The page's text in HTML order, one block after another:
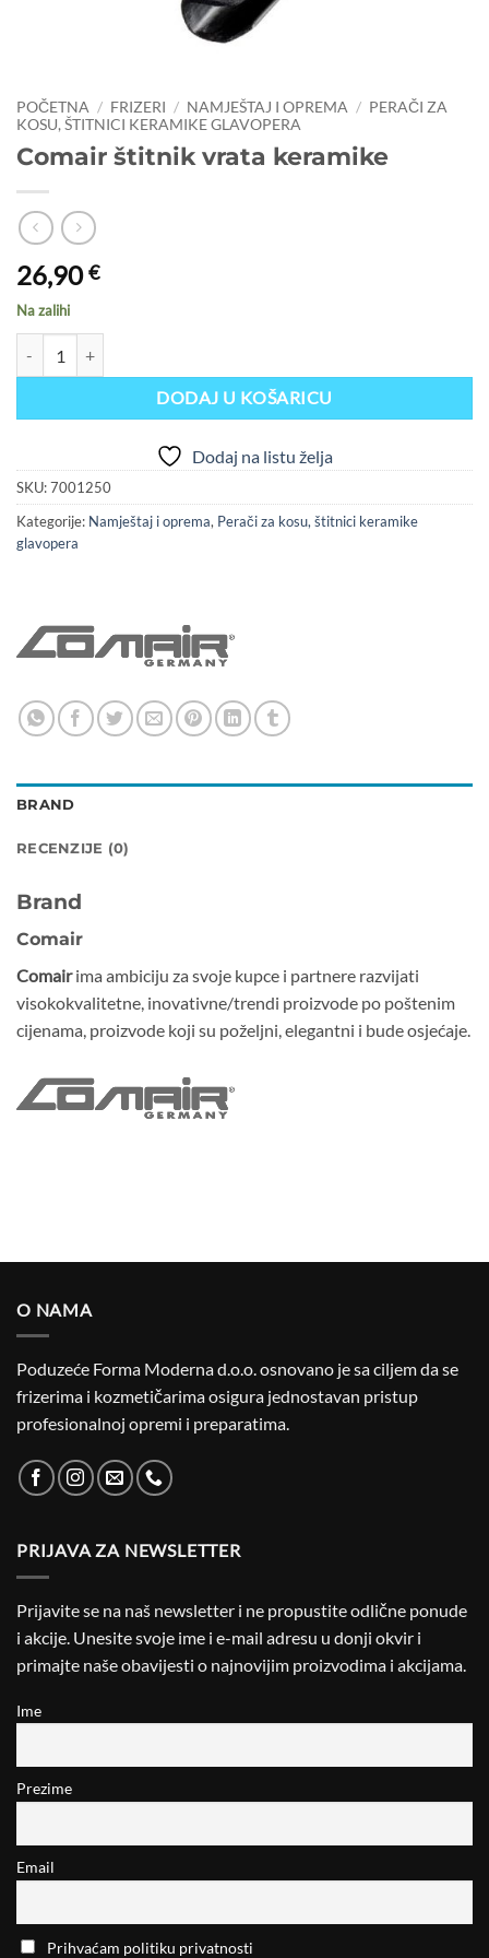
POČETNA / FRIZERI / NAMJEŠTAJ I OPREMA / PERAČI ZA
KOSU, ŠTITNICI KERAMIKE GLAVOPERA
Comair štitnik vrata keramike
26,90€
Na zalihi
DODAJ U KOŠARICU
Dodaj na listu želja
SKU:7001250
Kategorije: Namještaj i oprema, Perači za kosu, štitnici keramike
glavopera
BRAND
RECENZIJE (0)
Brand
Comair
Comairima ambiciju za svoje kupce i partnere razvijati
visokokvalitetne, inovativne/trendi proizvode po poštenim
cijenama, proizvode koji su poželjni, elegantni i bude osjećaje.
O NAMA
Poduzeće Forma Moderna d.o.o. osnovano je sa ciljem da se
frizerima i kozmetičarima osigura jednostavan pristup
profesionalnoj opremi i preparatima.
PRIJAVA ZA NEWSLETTER
Prijavite se na naš newsletter i ne propustite odlične ponude
i akcije. Unesite svoje ime i e-mail adresu u donji okvir i
primajte naše obavijesti o najnovijim proizvodima i akcijama.
Ime
Prezime
Email
Prihvaćam politiku privatnosti